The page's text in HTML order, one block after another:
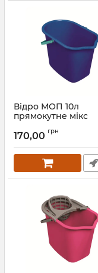
Відро МОП 10л
прямокутне мікс
170,00 грн